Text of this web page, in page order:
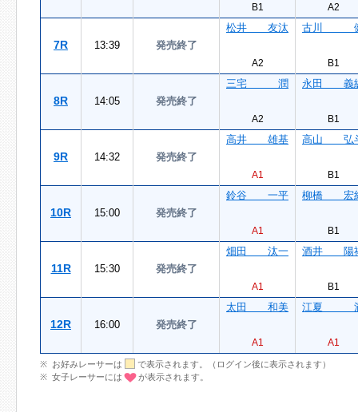
B1 A2
7R 13:39 発売終了
松井 友汰
A2
古川
B1
8R 14:05 発売終了
三宅 潤
A2
永田 義
B1
9R 14:32 発売終了
高井 雄基
A1
高山 弘
B1
10R 15:00 発売終了
鈴谷 一平
A1
柳橋 宏
B1
11R 15:30 発売終了
畑田 汰一
A1
酒井 陽
B1
12R 16:00 発売終了
太田 和美
A1
江夏
A1
お好みレーサーは
で表示されます。（ログイン後に表示されます）
女子レーサーには
が表示されます。